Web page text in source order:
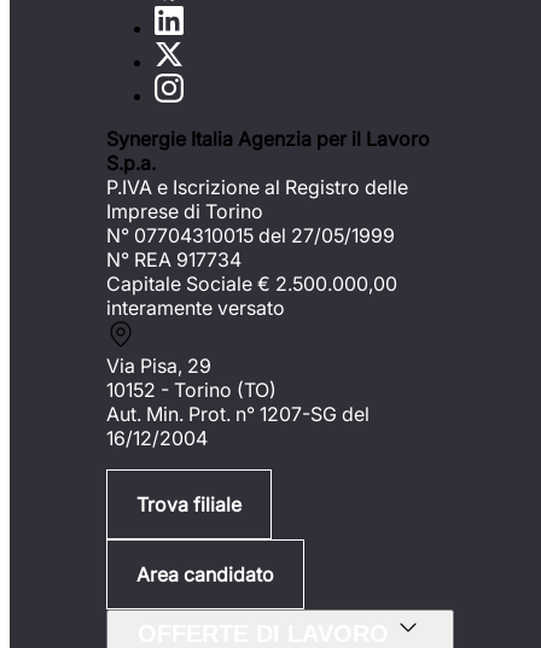
Synergie Italia Agenzia per il Lavoro
S.p.a.
P.IVA e Iscrizione al Registro delle
Imprese di Torino
N° 07704310015 del 27/05/1999
N° REA 917734
Capitale Sociale € 2.500.000,00
interamente versato
Via Pisa, 29
10152 - Torino (TO)
Aut. Min. Prot. n° 1207-SG del
16/12/2004
Trova filiale
Area candidato